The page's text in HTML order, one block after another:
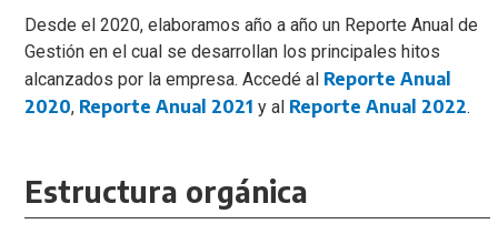
Desde el 2020, elaboramos año a año un Reporte Anual de
Gestión en el cual se desarrollan los principales hitos
alcanzados por la empresa. Accedé al Reporte Anual
2020, Reporte Anual 2021 y al Reporte Anual 2022.
Estructura orgánica